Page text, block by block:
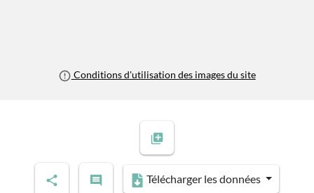
Conditions d'utilisation des images du site
Télécharger les données